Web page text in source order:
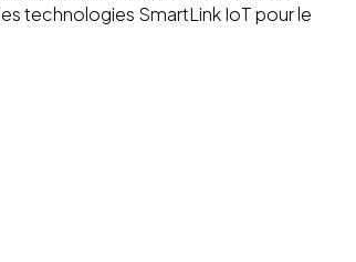
technologies SmartLink IoT pour le